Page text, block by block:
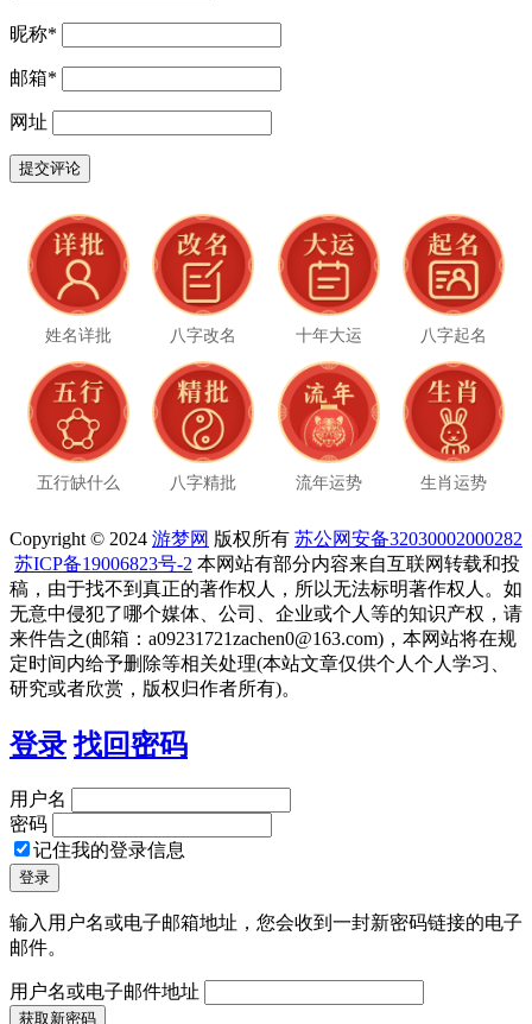
昵称*
邮箱*
网址
姓名详批 八字改名 十年大运 八字起名
五行缺什么 八字精批 流年运势 生肖运势
Copyright © 2024 游梦网 版权所有 苏公网安备32030002000282
苏ICP备19006823号-2 本网站有部分内容来自互联网转载和投
稿，由于找不到真正的著作权人，所以无法标明著作权人。如
无意中侵犯了哪个媒体、公司、企业或个人等的知识产权，请
来件告之(邮箱：a09231721zachen0@163.com)，本网站将在规
定时间内给予删除等相关处理(本站文章仅供个人个人学习、
研究或者欣赏，版权归作者所有)。
登录 找回密码
用户名
密码
记住我的登录信息
输入用户名或电子邮箱地址，您会收到一封新密码链接的电子
邮件。
用户名或电子邮件地址